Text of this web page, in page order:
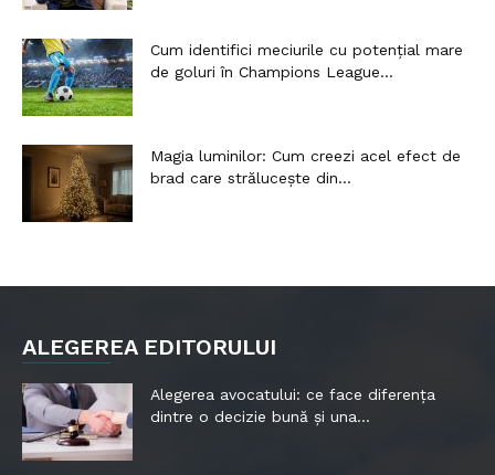
Cum identifici meciurile cu potențial mare
de goluri în Champions League...
Magia luminilor: Cum creezi acel efect de
brad care strălucește din...
ALEGEREA EDITORULUI
Alegerea avocatului: ce face diferența
dintre o decizie bună și una...